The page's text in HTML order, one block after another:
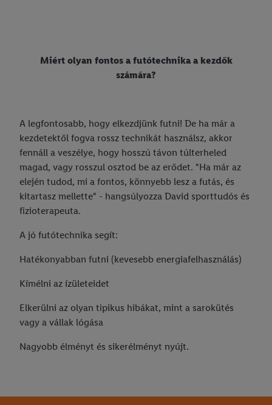
Miért olyan fontos a futótechnika a kezdők
számára?
A legfontosabb, hogy elkezdjünk futni! De ha már a
kezdetektől fogva rossz technikát használsz, akkor
fennáll a veszélye, hogy hosszú távon túlterheled
magad, vagy rosszul osztod be az erődet. "Ha már az
elején tudod, mi a fontos, könnyebb lesz a futás, és
kitartasz mellette" - hangsúlyozza David sporttudós és
fizioterapeuta.
A jó futótechnika segít:
Hatékonyabban futni (kevesebb energiafelhasználás)
Kímélni az ízületeidet
Elkerülni az olyan tipikus hibákat, mint a sarokütés
vagy a vállak lógása
Nagyobb élményt és sikerélményt nyújt.